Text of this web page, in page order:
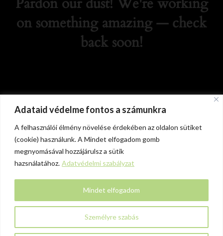
Adataid védelme fontos a számunkra
A felhasználói élmény növelése érdekében az oldalon sütiket
(cookie) használunk. A Mindet elfogadom gomb
megnyomásával hozzájárulsz a sütik
hazsnálatához. Adatvédelmi szabályzat
Személyre szabás
Mindet elfogadom
on something amazing — check
back soon!